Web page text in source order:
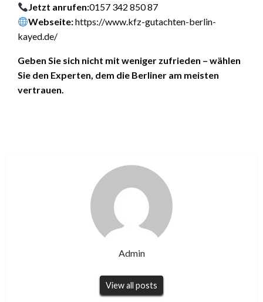
Jetzt anrufen:0157 342 850 87
Webseite:https://www.kfz-gutachten-berlin-
kayed.de/
Geben Sie sich nicht mit weniger zufrieden – wählen
Sie den Experten, dem die Berliner am meisten
vertrauen.
Admin
View all posts